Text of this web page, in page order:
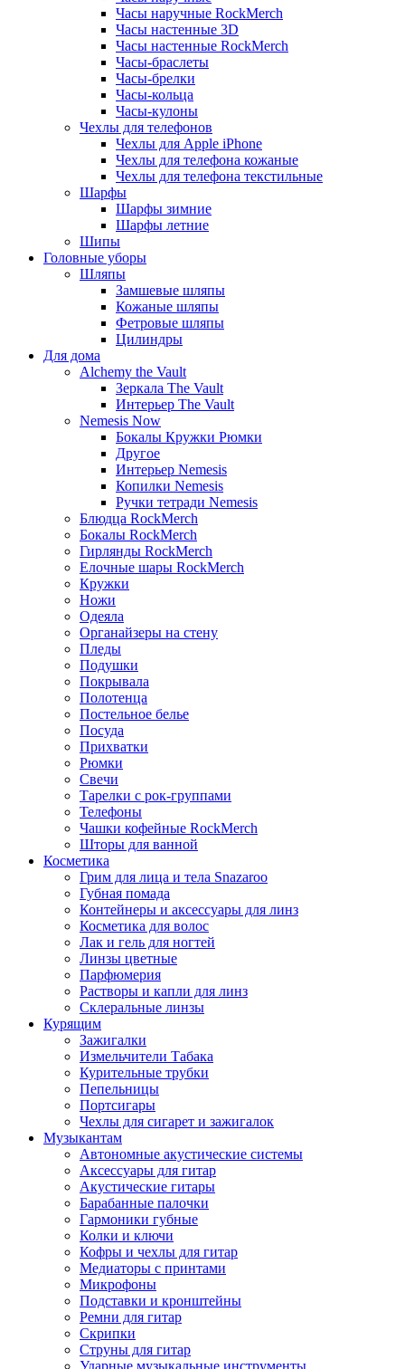
Часы наручные RockMerch
Часы настенные 3D
Часы настенные RockMerch
Часы-браслеты
Часы-брелки
Часы-кольца
Часы-кулоны
Чехлы для телефонов
Чехлы для Apple iPhone
Чехлы для телефона кожаные
Чехлы для телефона текстильные
Шарфы
Шарфы зимние
Шарфы летние
Шипы
Головные уборы
Шляпы
Замшевые шляпы
Кожаные шляпы
Фетровые шляпы
Цилиндры
Для дома
Alchemy the Vault
Зеркала The Vault
Интерьер The Vault
Nemesis Now
Бокалы Кружки Рюмки
Другое
Интерьер Nemesis
Копилки Nemesis
Ручки тетради Nemesis
Блюдца RockMerch
Бокалы RockMerch
Гирлянды RockMerch
Елочные шары RockMerch
Кружки
Ножи
Одеяла
Органайзеры на стену
Пледы
Подушки
Покрывала
Полотенца
Постельное белье
Посуда
Прихватки
Рюмки
Свечи
Тарелки с рок-группами
Телефоны
Чашки кофейные RockMerch
Шторы для ванной
Косметика
Грим для лица и тела Snazaroo
Губная помада
Контейнеры и аксессуары для линз
Косметика для волос
Лак и гель для ногтей
Линзы цветные
Парфюмерия
Растворы и капли для линз
Склеральные линзы
Курящим
Зажигалки
Измельчители Табака
Курительные трубки
Пепельницы
Портсигары
Чехлы для сигарет и зажигалок
Музыкантам
Автономные акустические системы
Аксессуары для гитар
Акустические гитары
Барабанные палочки
Гармоники губные
Колки и ключи
Кофры и чехлы для гитар
Медиаторы с принтами
Микрофоны
Подставки и кронштейны
Ремни для гитар
Скрипки
Струны для гитар
Ударные музыкальные инструменты